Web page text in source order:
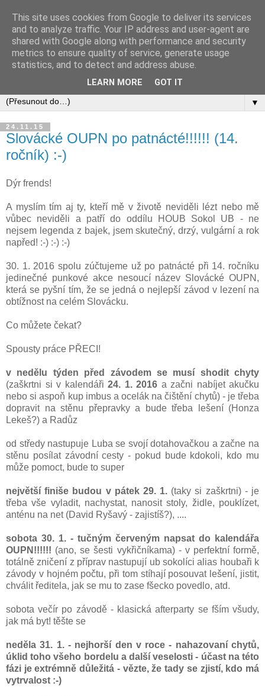
▼
24.11.15
Slovácké OUPN po patnácté!!!!!! (14.
ročník) :-)
Dýr frends!
A myslím tím aj ty, kteří mě v životě neviděli lézt nebo mě
vůbec neviděli a patří do oddílu HOUB Sokol UB - ne
nejsem legenda z bajek, jsem skutečný, drzý, vulgární a rok
napřed! :-) :-) :-)
30. 1. 2016 spolu zúčtujeme už po patnácté při 14. ročníku
jedinečné punkové akce nesoucí název Slovácké OUPN,
která se pyšní tím, že se jedná o nejlepší závod v lezení na
obtížnost na celém Slovácku.
Co můžete čekat?
Spousty práce PŘECI!
v nedělu týden před závodem se musí shodit chyty
(zaškrtni si v kalendáři 24. 1. 2016 a začni nabíjet akučku
nebo si aspoň kup imbus a ocelák na čištění chytů) - je třeba
dopravit na stěnu přepravky a bude třeba lešení (Honza
Lekeš?) a Radůz
od středy nastupuje Luba se svojí dotahovačkou a začne na
stěnu posílat závodní cesty - pokud bude kdokoli, kdo mu
může pomoct, bude to super
největší finiše budou v pátek 29. 1. (taky si zaškrtni) - je
třeba vše vyladit, nachystat, nanosit stoly, židle, pouklízet,
anténu na net (David Ryšavý​ - zajistíš?), ....
sobota 30. 1. - tučným červeným napsat do kalendářa
OUPN!!!!!! (ano, se šesti vykřičníkama) - v perfektní formě,
totálně zničení z příprav nastupují ub sokolíci alias houbaři k
závody v hojném počtu, při tom stíhají posouvat lešení, jistit,
chválit ředitela, jak se mu to zase fšecko povedlo, atd.
sobota večír po závodě - klasická afterparty se fším všudy,
jak má byt! těšte se
neděla 31. 1. - nejhorší den v roce - nahazovaní chytů,
úklid toho všeho bordelu a další veselosti - účast na této
fázi je extrémně důležitá - vězte, že tady se zjistí, kdo má
vytrvalost :-)
This site uses cookies from Google to deliver its services
and to analyze traffic. Your IP address and user-agent are
shared with Google along with performance and security
metrics to ensure quality of service, generate usage
statistics, and to detect and address abuse.
LEARN MORE GOT IT